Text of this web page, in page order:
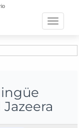
Toggle